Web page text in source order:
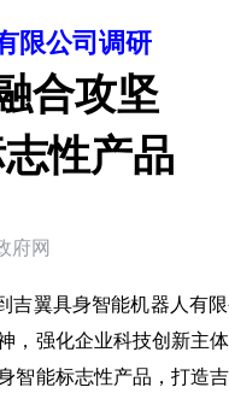
限公司调研
合攻坚
性产品
府网
翼具身智能机器人有
，强化企业科技创新主
智能标志性产品，打造